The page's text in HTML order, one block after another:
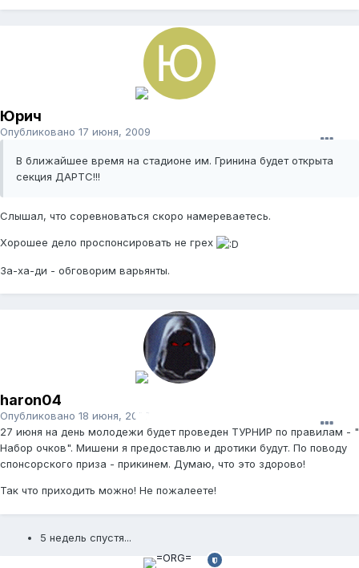
Юрич
Опубликовано 17 июня, 2009
В ближайшее время на стадионе им. Гринина будет открыта
секция ДАРТС!!!
Слышал, что соревноваться скоро намереваетесь.
Хорошее дело проспонсировать не грех
За-ха-ди - обговорим варьянты.
haron04
Опубликовано 18 июня, 2009
27 июня на день молодежи будет проведен ТУРНИР по правилам - "
Набор очков". Мишени я предоставлю и дротики будут. По поводу
спонсорского приза - прикинем. Думаю, что это здорово!
Так что приходить можно! Не пожалеете!
5 недель спустя...